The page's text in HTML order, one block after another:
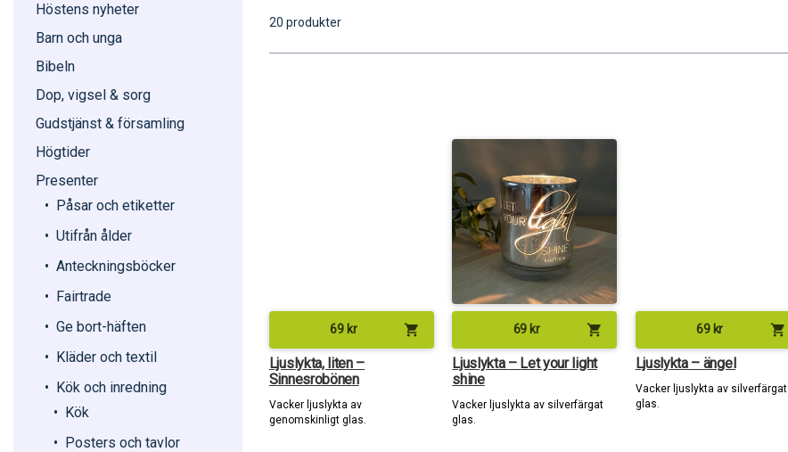
20 produkter
69 kr shopping_cart
Ljuslykta, liten –
Sinnesrobönen
Vacker ljuslykta av
genomskinligt glas.
69 kr shopping_cart
Ljuslykta – Let your light
shine
Vacker ljuslykta av silverfärgat
glas.
69 kr shopping_cart
Ljuslykta – ängel
Vacker ljuslykta av silverfärgat
glas.
Höstens nyheter
Barn och unga
Bibeln
Dop, vigsel & sorg
Gudstjänst & församling
Högtider
Presenter
Påsar och etiketter
Utifrån ålder
Anteckningsböcker
Fairtrade
Ge bort-häften
Kläder och textil
Kök och inredning
Kök
Posters och tavlor